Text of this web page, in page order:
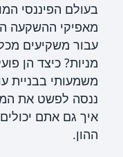
בעולם הפיננסי
מאפיקי ההשקעה
עבור משקיעים
מניות? כיצד הן
משמעותי בבניית
ננסה לפשט את
איך גם אתם
ההון.